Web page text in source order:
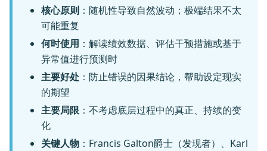
核心原则 ：随机性导致自然波动；极端结果不太
可能重复
何时使用 ：解读绩效数据、评估干预措施或基于
异常值进行预测时
主要好处 ：防止错误的因果结论，帮助设定现实
的期望
主要局限 ：不考虑底层过程中的真正、持续的变
化
关键人物 ：Francis Galton爵士（发现者）、Karl